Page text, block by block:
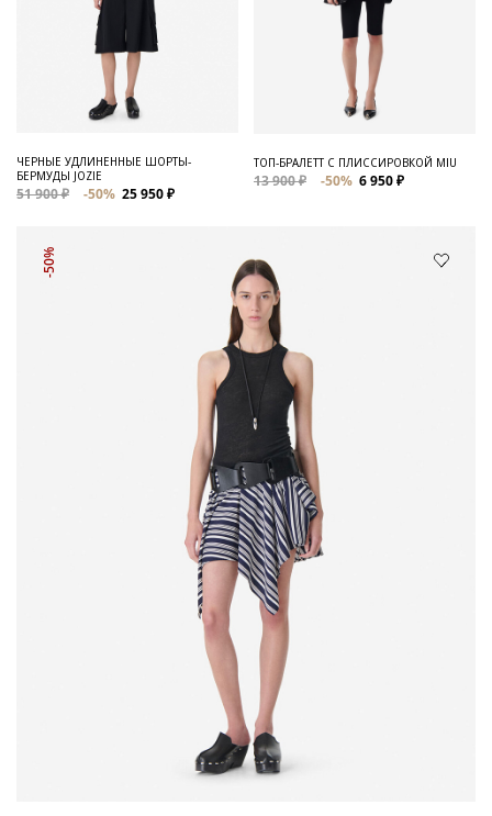
ЧЕРНЫЕ УДЛИНЕННЫЕ ШОРТЫ-
БЕРМУДЫ JOZIE
51 900 ₽ -50% 25 950 ₽
ТОП-БРАЛЕТТ С ПЛИССИРОВКОЙ MIU
13 900 ₽ -50% 6 950 ₽
-50%